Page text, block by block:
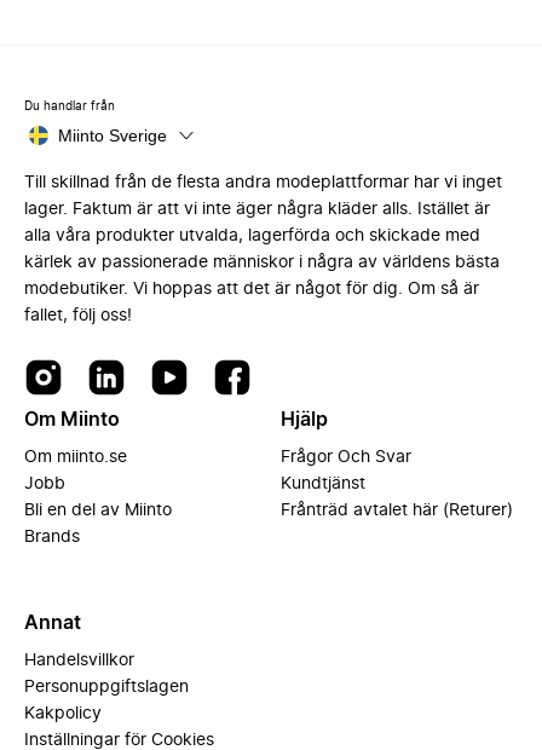
Du handlar från
Miinto Sverige
Till skillnad från de flesta andra modeplattformar har vi inget
lager. Faktum är att vi inte äger några kläder alls. Istället är
alla våra produkter utvalda, lagerförda och skickade med
kärlek av passionerade människor i några av världens bästa
modebutiker. Vi hoppas att det är något för dig. Om så är
fallet, följ oss!
Om Miinto
Om miinto.se
Jobb
Bli en del av Miinto
Brands
Hjälp
Frågor Och Svar
Kundtjänst
Frånträd avtalet här (Returer)
Annat
Handelsvillkor
Personuppgiftslagen
Kakpolicy
Inställningar för Cookies